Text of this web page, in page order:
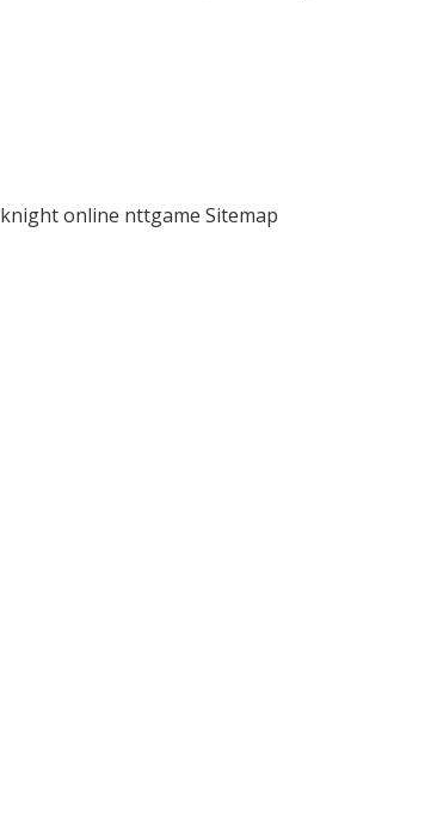
knight online nttgame Sitemap